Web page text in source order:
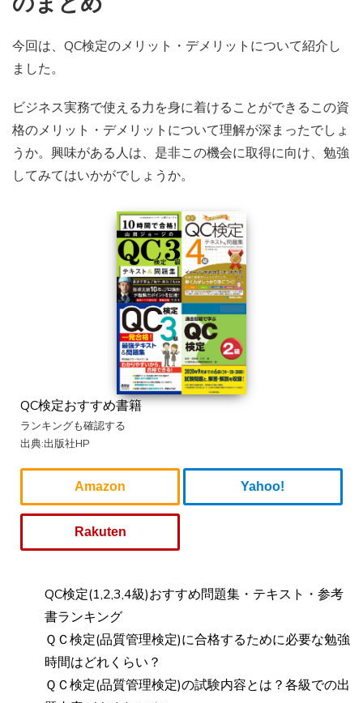
今回は、QC検定のメリット・デメリットについて紹介し
ました。
ビジネス実務で使える力を身に着けることができるこの資
格のメリット・デメリットについて理解が深まったでしょ
うか。興味がある人は、是非この機会に取得に向け、勉強
してみてはいかがでしょうか。
QC検定おすすめ書籍
ランキングも確認する
出典:出版社HP
Amazon Yahoo!
Rakuten
QC検定(1,2,3,4級)おすすめ問題集・テキスト・参考
書ランキング
ＱＣ検定(品質管理検定)に合格するために必要な勉強
時間はどれくらい？
ＱＣ検定(品質管理検定)の試験内容とは？各級での出